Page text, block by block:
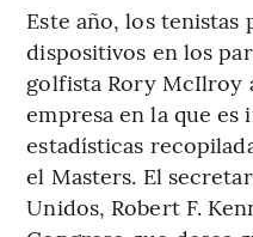
Este año, los tenistas
dispositivos en los
golfista Rory McIlroy
empresa en la que es
estadísticas
el Masters. El
Unidos, Robert F.